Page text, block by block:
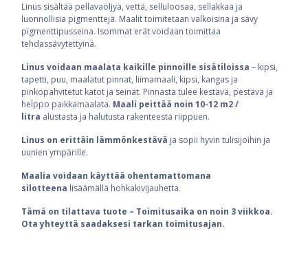
Linus sisältää pellavaöljyä, vettä, selluloosaa, sellakkaa ja
luonnollisia pigmenttejä. Maalit toimitetaan valkoisina ja sävy
pigmenttipusseina. Isommat erät voidaan toimittaa
tehdassävytettyinä.
Linus voidaan maalata kaikille pinnoille sisätiloissa – kipsi,
tapetti, puu, maalatut pinnat, liimamaali, kipsi, kangas ja
pinkopahvitetut katot ja seinät. Pinnasta tulee kestävä, pestävä ja
helppo paikkamaalata. Maali peittää noin 10-12 m2 /
litra alustasta ja halutusta rakenteesta riippuen.
Linus on erittäin lämmönkestävä ja sopii hyvin tulisijoihin ja
uunien ympärille.
Maalia voidaan käyttää ohentamattomana
silotteena lisäämällä hohkakivijauhetta.
Tämä on tilattava tuote – Toimitusaika on noin 3 viikkoa.
Ota yhteyttä saadaksesi tarkan toimitusajan.